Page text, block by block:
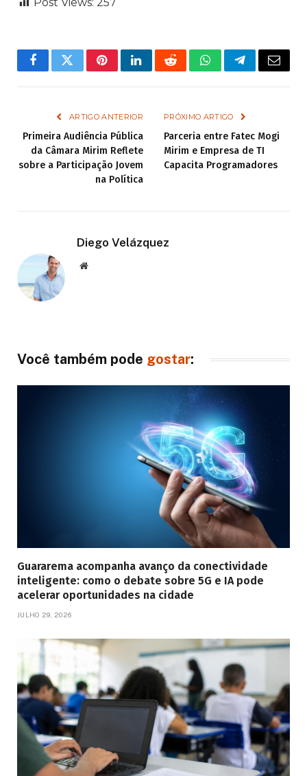
FacebookTwitterPinterestLinkedInRedditWhatsAppTelegramEmail
ARTIGO ANTERIOR
Primeira Audiência Pública
da Câmara Mirim Reflete
sobre a Participação Jovem
na Política
PRÓXIMO ARTIGO
Parceria entre Fatec Mogi
Mirim e Empresa de TI
Capacita Programadores
Diego Velázquez
Website
Você também pode gostar:
Guararema acompanha avanço da conectividade
inteligente: como o debate sobre 5G e IA pode
acelerar oportunidades na cidade
JULHO 29, 2026